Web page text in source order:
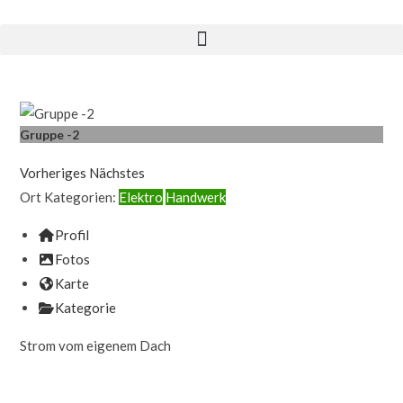
Gruppe -2
Vorheriges Nächstes
Ort Kategorien: Elektro Handwerk
Profil
Fotos
Karte
Kategorie
Strom vom eigenem Dach